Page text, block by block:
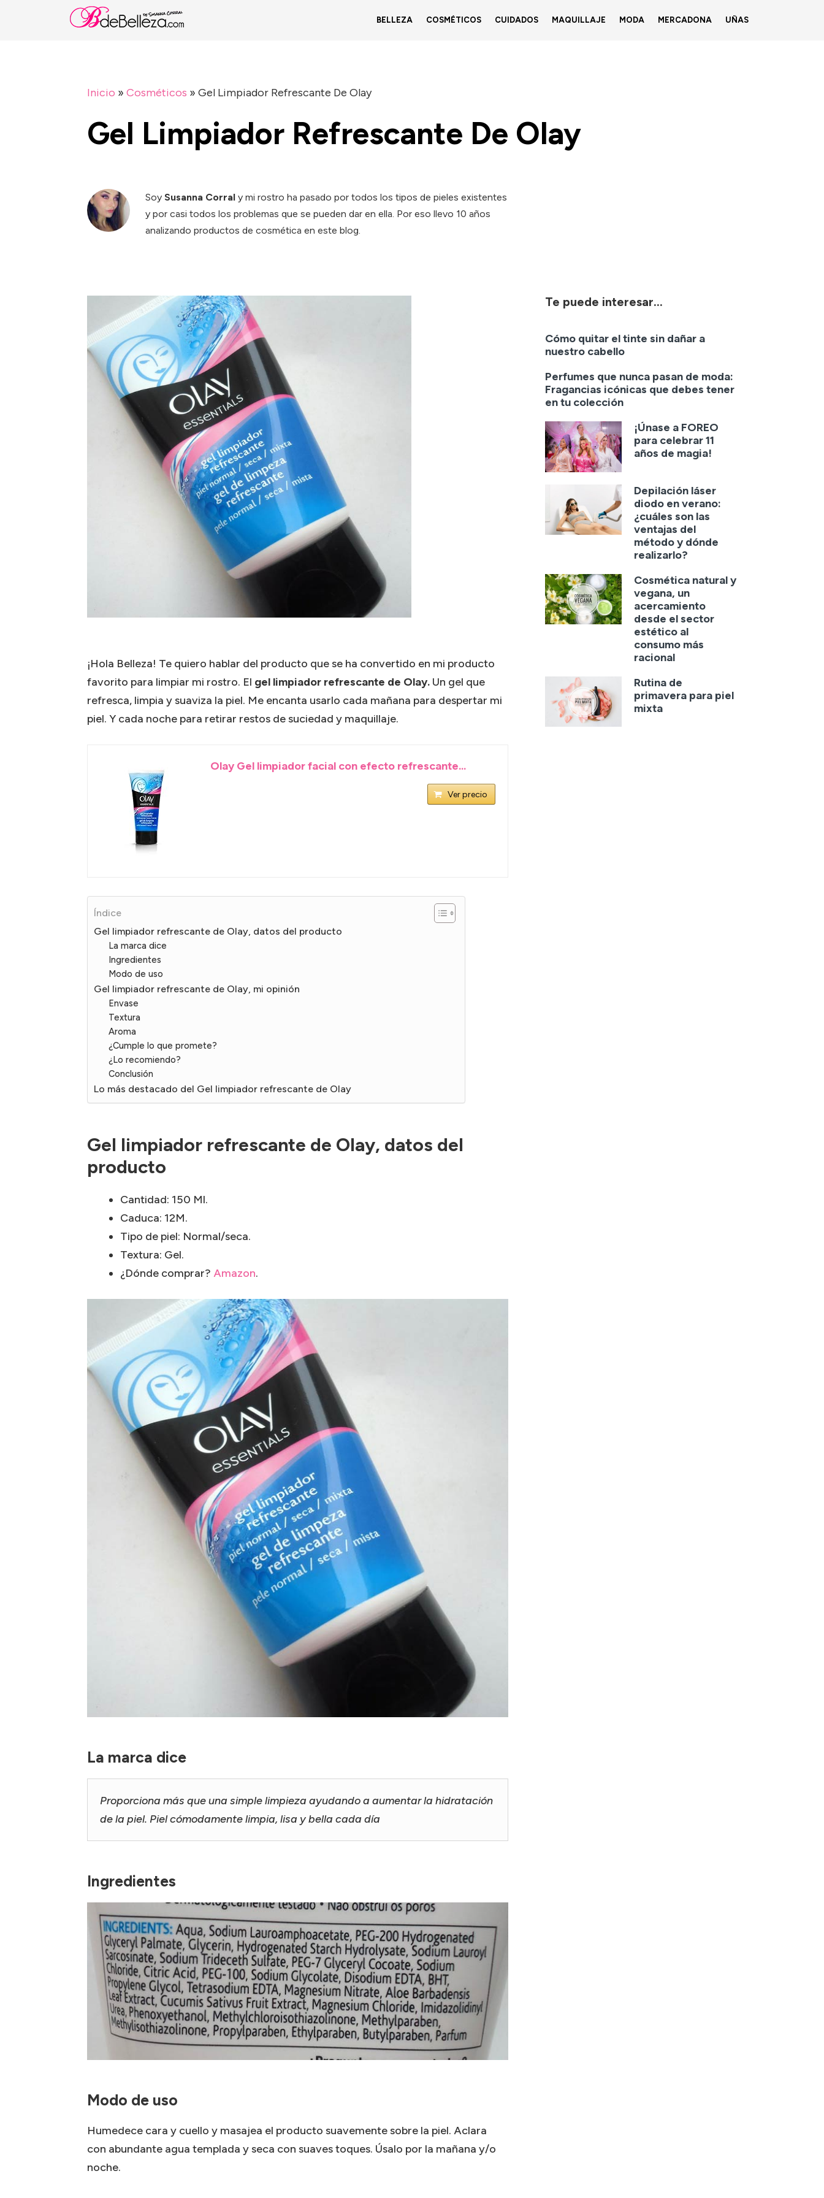
BELLEZA COSMÉTICOS CUIDADOS MAQUILLAJE MODA MERCADONA UÑAS
Inicio » Cosméticos » Gel Limpiador Refrescante De Olay
Gel Limpiador Refrescante De Olay
Soy Susanna Corral y mi rostro ha pasado por todos los tipos de pieles existentes
y por casi todos los problemas que se pueden dar en ella. Por eso llevo 10 años
analizando productos de cosmética en este blog.
¡Hola Belleza! Te quiero hablar del producto que se ha convertido en mi producto
favorito para limpiar mi rostro. El gel limpiador refrescante de Olay. Un gel que
refresca, limpia y suaviza la piel. Me encanta usarlo cada mañana para despertar mi
piel. Y cada noche para retirar restos de suciedad y maquillaje.
Olay Gel limpiador facial con efecto refrescante...
Ver precio
Índice
Gel limpiador refrescante de Olay, datos del producto
La marca dice
Ingredientes
Modo de uso
Gel limpiador refrescante de Olay, mi opinión
Envase
Textura
Aroma
¿Cumple lo que promete?
¿Lo recomiendo?
Conclusión
Lo más destacado del Gel limpiador refrescante de Olay
Gel limpiador refrescante de Olay, datos del
producto
Cantidad: 150 Ml.
Caduca: 12M.
Tipo de piel: Normal/seca.
Textura: Gel.
¿Dónde comprar? Amazon.
La marca dice
Proporciona más que una simple limpieza ayudando a aumentar la hidratación
de la piel. Piel cómodamente limpia, lisa y bella cada día
Ingredientes
Modo de uso
Humedece cara y cuello y masajea el producto suavemente sobre la piel. Aclara
con abundante agua templada y seca con suaves toques. Úsalo por la mañana y/o
noche.
Te puede interesar...
Cómo quitar el tinte sin dañar a
nuestro cabello
Perfumes que nunca pasan de moda:
Fragancias icónicas que debes tener
en tu colección
¡Únase a FOREO
para celebrar 11
años de magia!
Depilación láser
diodo en verano:
¿cuáles son las
ventajas del
método y dónde
realizarlo?
Cosmética natural y
vegana, un
acercamiento
desde el sector
estético al
consumo más
racional
Rutina de
primavera para piel
mixta